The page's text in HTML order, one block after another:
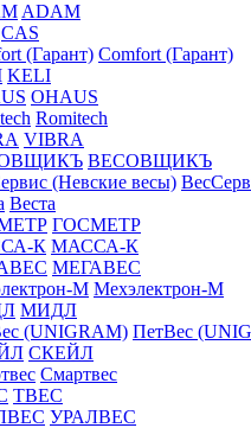
ADAM
CAS
Comfort (Гарант)
KELI
OHAUS
Romitech
VIBRA
ВЕСОВЩИКЪ
Веста
ГОСМЕТР
МАССА-К
МЕГАВЕС
Мехэлектрон-М
МИДЛ
ПетВес
СКЕЙЛ
Смартвес
ТВЕС
УРАЛВЕС